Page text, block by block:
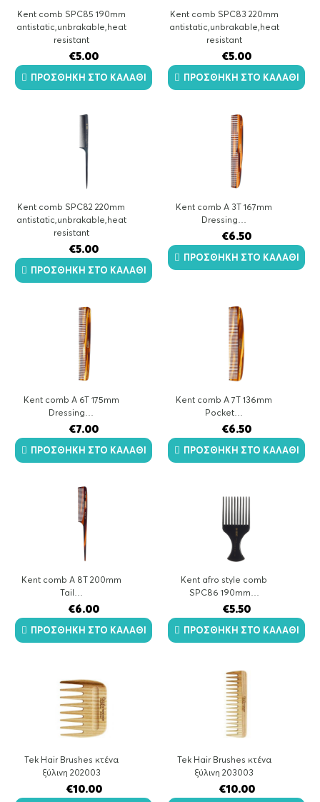
Kent comb SPC85 190mm
antistatic,unbrakable,heat
resistant
€5.00
ΠΡΟΣΘΉΚΗ ΣΤΟ ΚΑΛΆΘΙ
Kent comb SPC83 220mm
antistatic,unbrakable,heat
resistant
€5.00
ΠΡΟΣΘΉΚΗ ΣΤΟ ΚΑΛΆΘΙ
Kent comb SPC82 220mm
antistatic,unbrakable,heat
resistant
€5.00
ΠΡΟΣΘΉΚΗ ΣΤΟ ΚΑΛΆΘΙ
Kent comb A 3T 167mm
Dressing…
€6.50
ΠΡΟΣΘΉΚΗ ΣΤΟ ΚΑΛΆΘΙ
Kent comb A 6T 175mm
Dressing…
€7.00
ΠΡΟΣΘΉΚΗ ΣΤΟ ΚΑΛΆΘΙ
Kent comb A 7T 136mm
Pocket…
€6.50
ΠΡΟΣΘΉΚΗ ΣΤΟ ΚΑΛΆΘΙ
Kent comb A 8T 200mm
Tail…
€6.00
ΠΡΟΣΘΉΚΗ ΣΤΟ ΚΑΛΆΘΙ
Kent afro style comb
SPC86 190mm…
€5.50
ΠΡΟΣΘΉΚΗ ΣΤΟ ΚΑΛΆΘΙ
Tek Hair Brushes κτένα
ξύλινη 202003
€10.00
Tek Hair Brushes κτένα
ξύλινη 203003
€10.00